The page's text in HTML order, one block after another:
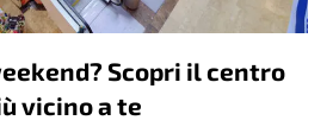
Scopri il centro
vicino a te